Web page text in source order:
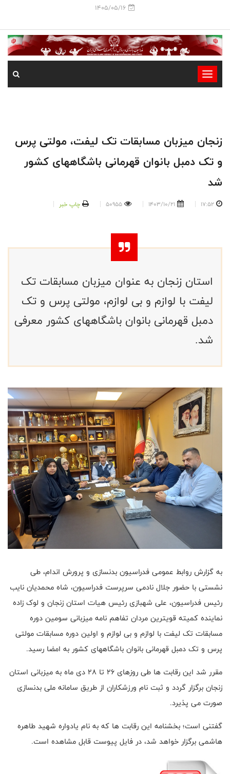
1405/05/16
-
-
-
-
زنجان میزبان مسابقات تک لیفت، مولتی پرس
و تک دمبل بانوان قهرمانی باشگاههای کشور
شد
17:52
1403/10/21
50955 چاپ خبر
استان زنجان به عنوان میزبان مسابقات تک
لیفت با لوازم و بی لوازم، مولتی پرس و تک
دمبل قهرمانی بانوان باشگاههای کشور معرفی
شد.
به گزارش روابط عمومی فدراسیون بدنسازی و پرورش اندام، طی
نشستی با حضور جلال نادمی سرپرست فدراسیون، شاه محمدیان نایب
رئیس فدراسیون، علی شهبازی رئیس هیات استان زنجان و لوک زاده
نماینده کمیته قویترین مردان تفاهم نامه میزبانی سومین دوره
مسابقات تک لیفت با لوازم و بی لوازم و اولین دوره مسابقات مولتی
پرس و تک دمبل قهرمانی بانوان باشگاههای کشور به امضا رسید.
مقرر شد این رقابت ها طی روزهای 26 تا 28 دی ماه به میزبانی استان
زنجان برگزار گردد و ثبت نام ورزشکاران از طریق سامانه ملی بدنسازی
صورت می پذیرد.
گفتنی است؛ بخشنامه این رقابت ها که به نام یادواره شهید طاهره
هاشمی برگزار خواهد شد، در فایل پیوست قابل مشاهده است.